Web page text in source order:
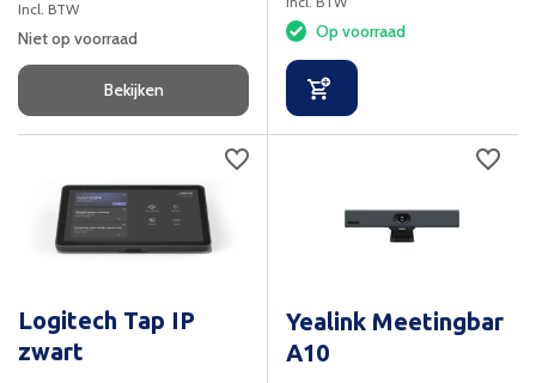
Incl. BTW
Niet op voorraad
Bekijken
Op voorraad
Logitech Tap IP
zwart
Yealink Meetingbar
A10